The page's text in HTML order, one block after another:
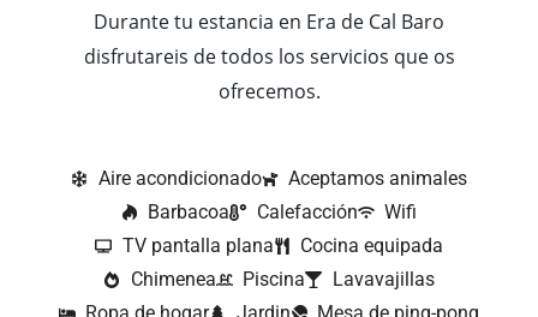
Durante tu estancia en Era de Cal Baro
disfrutareis de todos los servicios que os
ofrecemos.
Aire acondicionado
Aceptamos animales
Barbacoa
Calefacción
Wifi
TV pantalla plana
Cocina equipada
Chimenea
Piscina
Lavavajillas
Ropa de hogar
Jardin
Mesa de ping-pong